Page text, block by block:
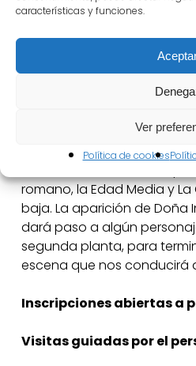
características y funciones.
Ver
Política de cookies
exposición permanente del
Teatro en la que el
recorrido cronológico por
serán sorprendidos por
Desde la invitación del
descubrir el museo, iremos
romano, la Edad Media y
baja. La aparición de Doña
dará paso a algún
segunda planta, para
escena que nos conducirá
Inscripciones abiertas a
Visitas guiadas por el